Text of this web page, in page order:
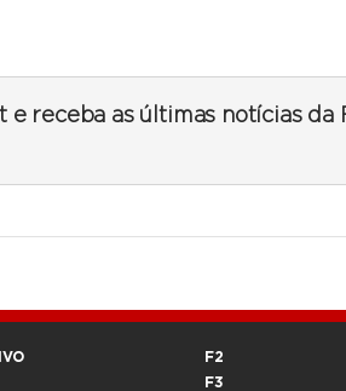
e receba as últimas notícias da
F2
F3